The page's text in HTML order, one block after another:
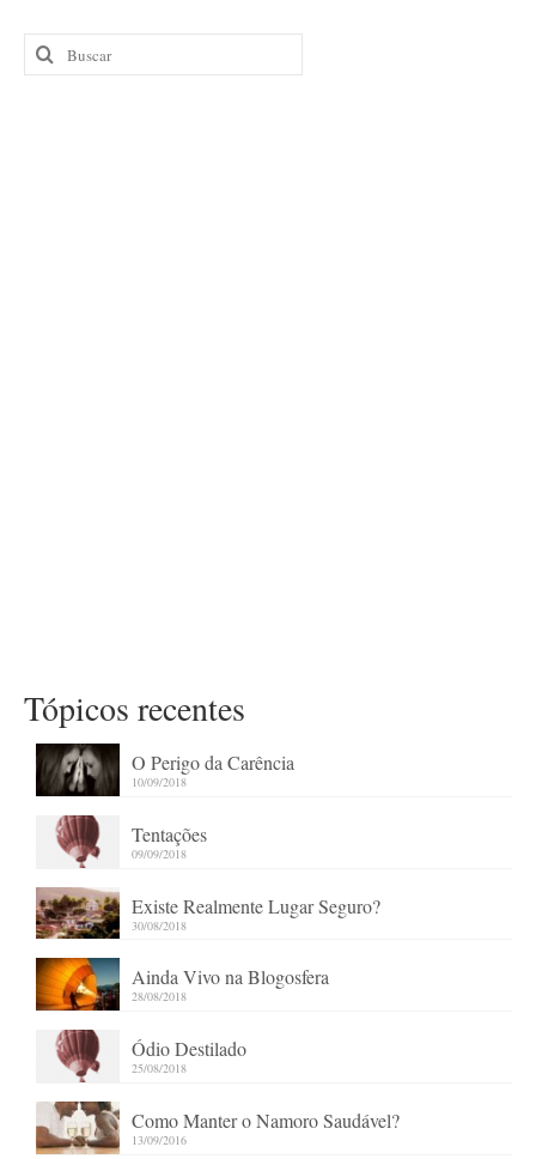
Buscar
por:
Tópicos recentes
O Perigo da Carência
10/09/2018
Tentações
09/09/2018
Existe Realmente Lugar Seguro?
30/08/2018
Ainda Vivo na Blogosfera
28/08/2018
Ódio Destilado
25/08/2018
Como Manter o Namoro Saudável?
13/09/2016